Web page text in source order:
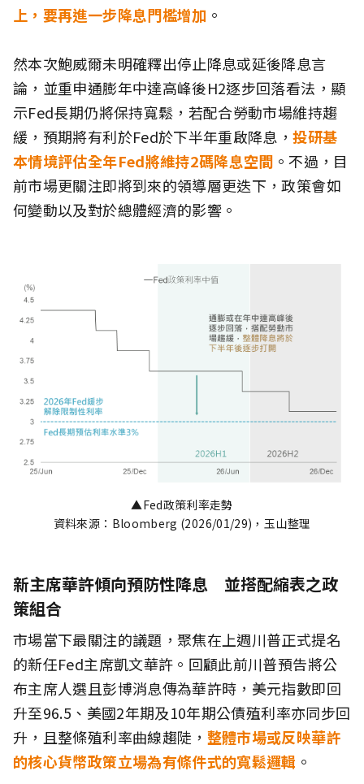
上，要再進一步降息門檻增加 。
然本次鮑威爾未明確釋出停止降息或延後降息言
論，並重申通膨年中達高峰後H2逐步回落看法，顯
示Fed長期仍將保持寬鬆，若配合勞動市場維持趨
緩，預期將有利於Fed於下半年重啟降息，投研基
本情境評估全年Fed將維持2碼降息空間 。不過，目
前市場更關注即將到來的領導層更迭下，政策會如
何變動以及對於總體經濟的影響。
▲Fed政策利率走勢
資料來源：Bloomberg (2026/01/29)，玉山整理
新主席華許傾向預防性降息 並搭配縮表之政
策組合
市場當下最關注的議題，聚焦在上週川普正式提名
的新任Fed主席凱文華許。回顧此前川普預告將公
布主席人選且彭博消息傳為華許時，美元指數即回
升至96.5、美國2年期及10年期公債殖利率亦同步回
升，且整條殖利率曲線趨陡， 整體市場或反映華許
的核心貨幣政策立場為有條件式的寬鬆邏輯 。